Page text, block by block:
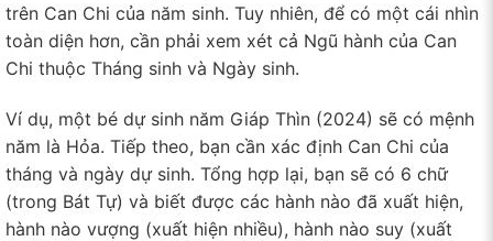
trên Can Chi của năm sinh. Tuy nhiên, để có một cái nhìn
toàn diện hơn, cần phải xem xét cả Ngũ hành của Can
Chi thuộc Tháng sinh và Ngày sinh.
Ví dụ, một bé dự sinh năm Giáp Thìn (2024) sẽ có mệnh
năm là Hỏa. Tiếp theo, bạn cần xác định Can Chi của
tháng và ngày dự sinh. Tổng hợp lại, bạn sẽ có 6 chữ
(trong Bát Tự) và biết được các hành nào đã xuất hiện,
hành nào vượng (xuất hiện nhiều), hành nào suy (xuất